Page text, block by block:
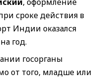
сроке действия в
Индии оказался
год.
госорганы
от того, младше или